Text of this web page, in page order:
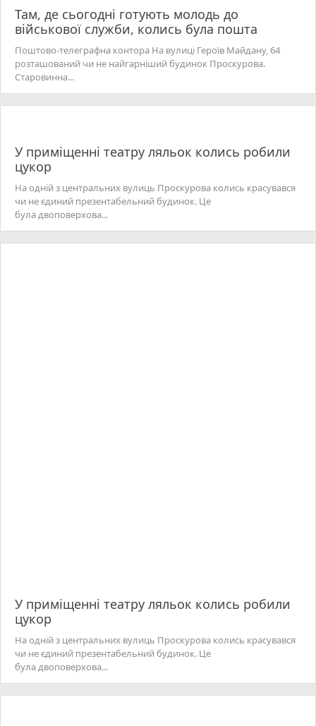
Там, де сьогодні готують молодь до
військової служби, колись була пошта
Поштово-телеграфна контора На вулиці Героїв Майдану, 64
розташований чи не найгарніший будинок Проскурова.
Старовинна...
У приміщенні театру ляльок колись робили
цукор
На одній з центральних вулиць Проскурова колись красувався
чи не єдиний презентабельний будинок. Це
була двоповерхова...
У приміщенні театру ляльок колись робили
цукор
На одній з центральних вулиць Проскурова колись красувався
чи не єдиний презентабельний будинок. Це
була двоповерхова...